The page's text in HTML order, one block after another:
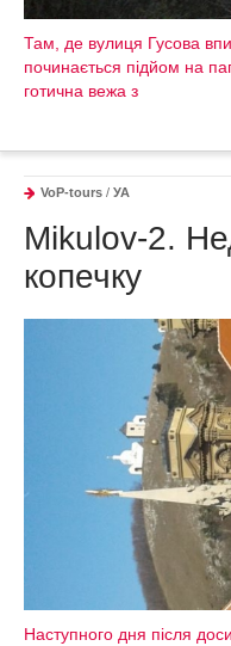
Там, де вулиця Гусова
починається підйом на
готична вежа з
VoP-tours / УА
Mikulov-2.
копечку
Наступного дня після